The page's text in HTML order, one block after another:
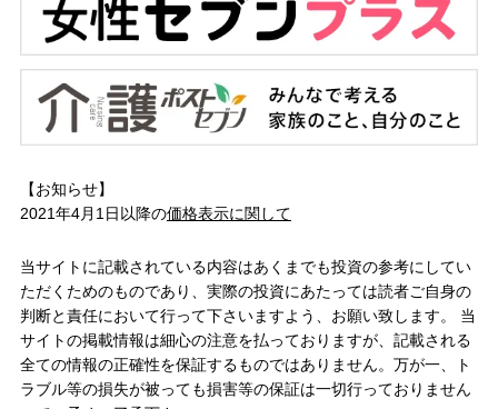
【お知らせ】
2021年4月1日以降の価格表示に関して
当サイトに記載されている内容はあくまでも投資の参考にしてい
ただくためのものであり、実際の投資にあたっては読者ご自身の
判断と責任において行って下さいますよう、お願い致します。 当
サイトの掲載情報は細心の注意を払っておりますが、記載される
全ての情報の正確性を保証するものではありません。万が一、ト
ラブル等の損失が被っても損害等の保証は一切行っておりません